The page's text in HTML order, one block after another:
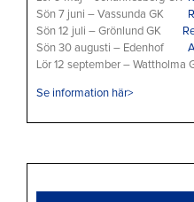
Sön 7 juni – Vassunda GK
Sön 12 juli – Grönlund GK
Sön 30 augusti – Edenhof
Lör 12 september – Wattholma
Se information här>